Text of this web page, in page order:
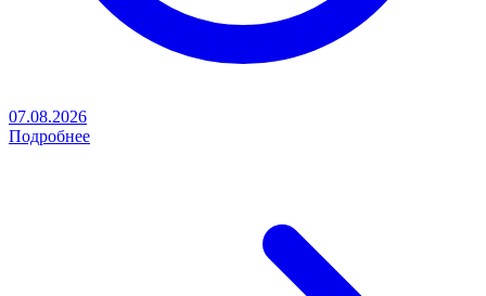
07.08.2026
Подробнее